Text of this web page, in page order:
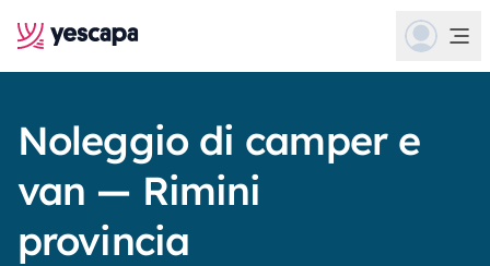
Noleggio di camper e
van — Rimini
provincia